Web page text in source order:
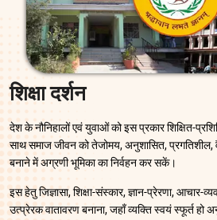
शिक्षा दर्शन
देश के नौनिहालों एवं युवाओं को इस प्रकार शिक्षित-
साथ समाज जीवन को तेजोमय, अनुशासित, प्रगतिशील,
बनाने में अग्रणी भूमिका का निर्वहन कर सकें।
इस हेतु जिज्ञासा, शिक्षा-संस्कार, ज्ञान-प्रेरणा, आचार-
उत्प्रेरक वातावरण बनाना, जहाँ व्यक्ति स्वयं स्फूर्त हो